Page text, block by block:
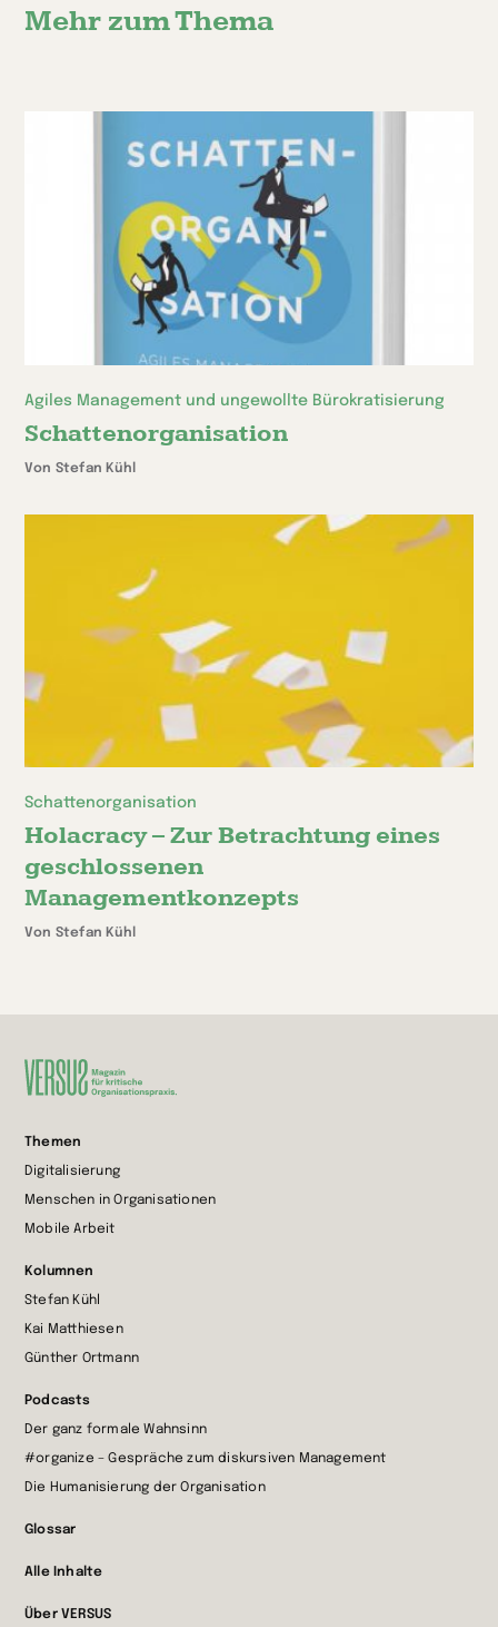
Mehr zum Thema
Agiles Management und ungewollte Bürokratisierung
Schattenorganisation
Von Stefan Kühl
Schattenorganisation
Holacracy – Zur Betrachtung eines
geschlossenen
Managementkonzepts
Von Stefan Kühl
Startseite
wechseln
Themen
Digitalisierung
Menschen in Organisationen
Mobile Arbeit
Kolumnen
Stefan Kühl
Kai Matthiesen
Günther Ortmann
Podcasts
Der ganz formale Wahnsinn
#organize – Gespräche zum diskursiven Management
Die Humanisierung der Organisation
Glossar
Alle Inhalte
Über VERSUS